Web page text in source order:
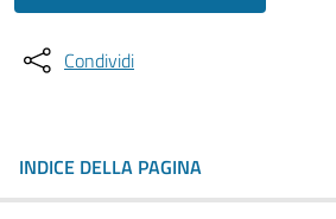
Condividi
INDICE DELLA PAGINA